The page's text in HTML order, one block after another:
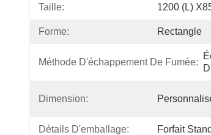
Taille: 1200 (L)
Forme: Rectangle
Méthode D'échappement De Fumée:
Dimension:
Détails D'emballage: Forfait